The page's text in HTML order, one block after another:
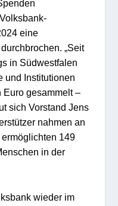
eine
„Seit
in Südwestfalen
und Institutionen
gesammelt –
sich Vorstand Jens
nahmen an
149
in der
wieder im